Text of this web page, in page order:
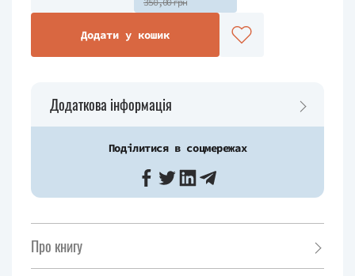
Додати у кошик
Додаткова інформація
Поділитися в соцмережах
Про книгу